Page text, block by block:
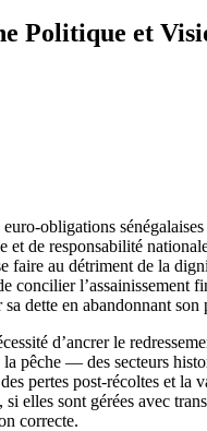
Politique et
obligations
de responsabilité
faire au détriment de la
concilier
dette en abandonnant
d’ancrer le
pêche — des secteurs
pertes post-récoltes et
elles sont gérées avec
correcte.